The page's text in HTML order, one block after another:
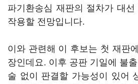
파기환송심 재판의 절차가 대
작용할 전망입니다.
이와 관련해 이 후보는 첫 재판
장인데요. 이후 공판 기일에 불
술 없이 판결할 가능성이 있어